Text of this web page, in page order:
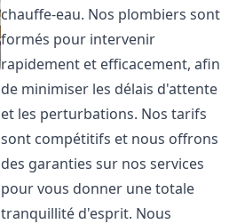
chauffe-eau. Nos plombiers sont
formés pour intervenir
rapidement et efficacement, afin
de minimiser les délais d'attente
et les perturbations. Nos tarifs
sont compétitifs et nous offrons
des garanties sur nos services
pour vous donner une totale
tranquillité d'esprit. Nous